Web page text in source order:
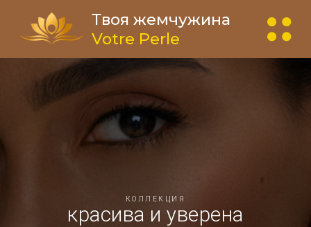
Твоя жемчужина
Votre Perle
КОЛЛЕКЦИЯ
красива и уверена